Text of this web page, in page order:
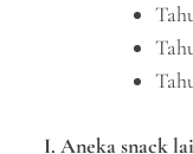
I. Aneka snack